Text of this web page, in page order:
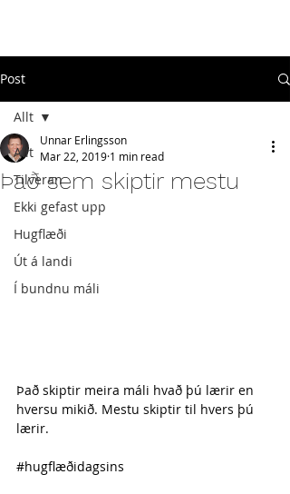
Post
Allt
Tilveran
Ekki gefast upp
Hugflæði
Út á landi
Í bundnu máli
Allt
Það sem skiptir mestu
Unnar Erlingsson
Mar 22, 2019 1 min read
Það skiptir meira máli hvað þú lærir en
hversu mikið. Mestu skiptir til hvers þú
lærir.
#hugflæðidagsins